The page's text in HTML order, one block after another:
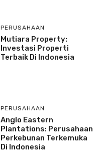
PERUSAHAAN
Mutiara Property:
Investasi Properti
Terbaik Di Indonesia
PERUSAHAAN
Anglo Eastern
Plantations: Perusahaan
Perkebunan Terkemuka
Di Indonesia